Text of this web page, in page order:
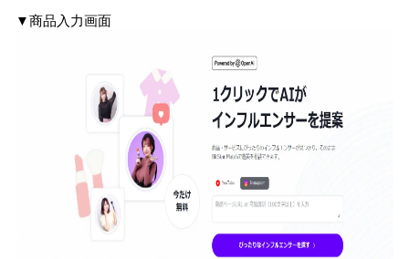
▼商品入力画面